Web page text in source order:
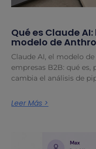
Qué es Claude
modelo de
Claude AI, el modelo
empresas B2B: qué
cambia el análisis de
Leer Más >